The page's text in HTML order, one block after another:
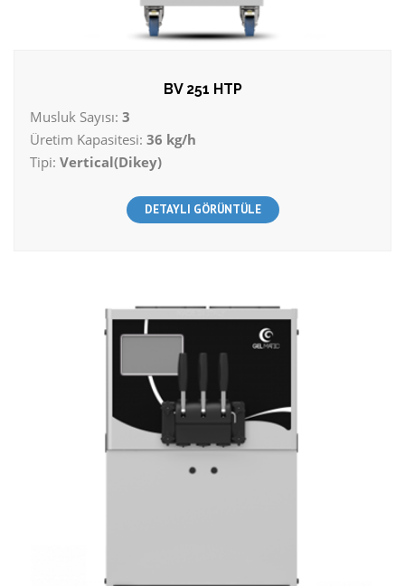
BV 251 HTP
Musluk Sayısı: 3
Üretim Kapasitesi: 36 kg/h
Tipi: Vertical(Dikey)
DETAYLI GÖRÜNTÜLE